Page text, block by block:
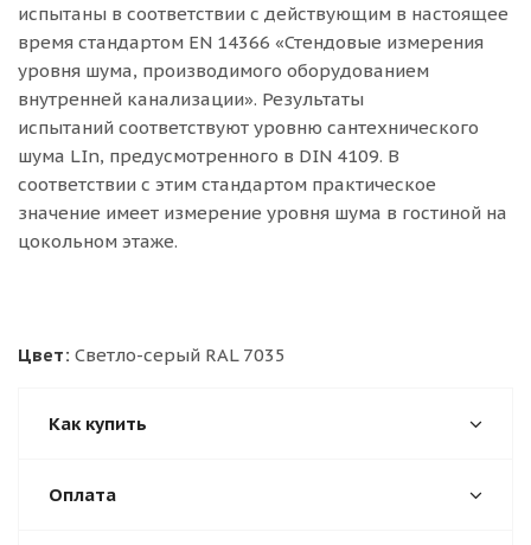
испытаны в соответствии с действующим в настоящее
время стандартом EN 14366 «Стендовые измерения
уровня шума, производимого оборудованием
внутренней канализации». Результаты
испытаний соответствуют уровню сантехнического
шума LIn, предусмотренного в DIN 4109. В
соответствии с этим стандартом практическое
значение имеет измерение уровня шума в гостиной на
цокольном этаже.
Цвет: Светло-серый RAL 7035
Как купить
Оплата